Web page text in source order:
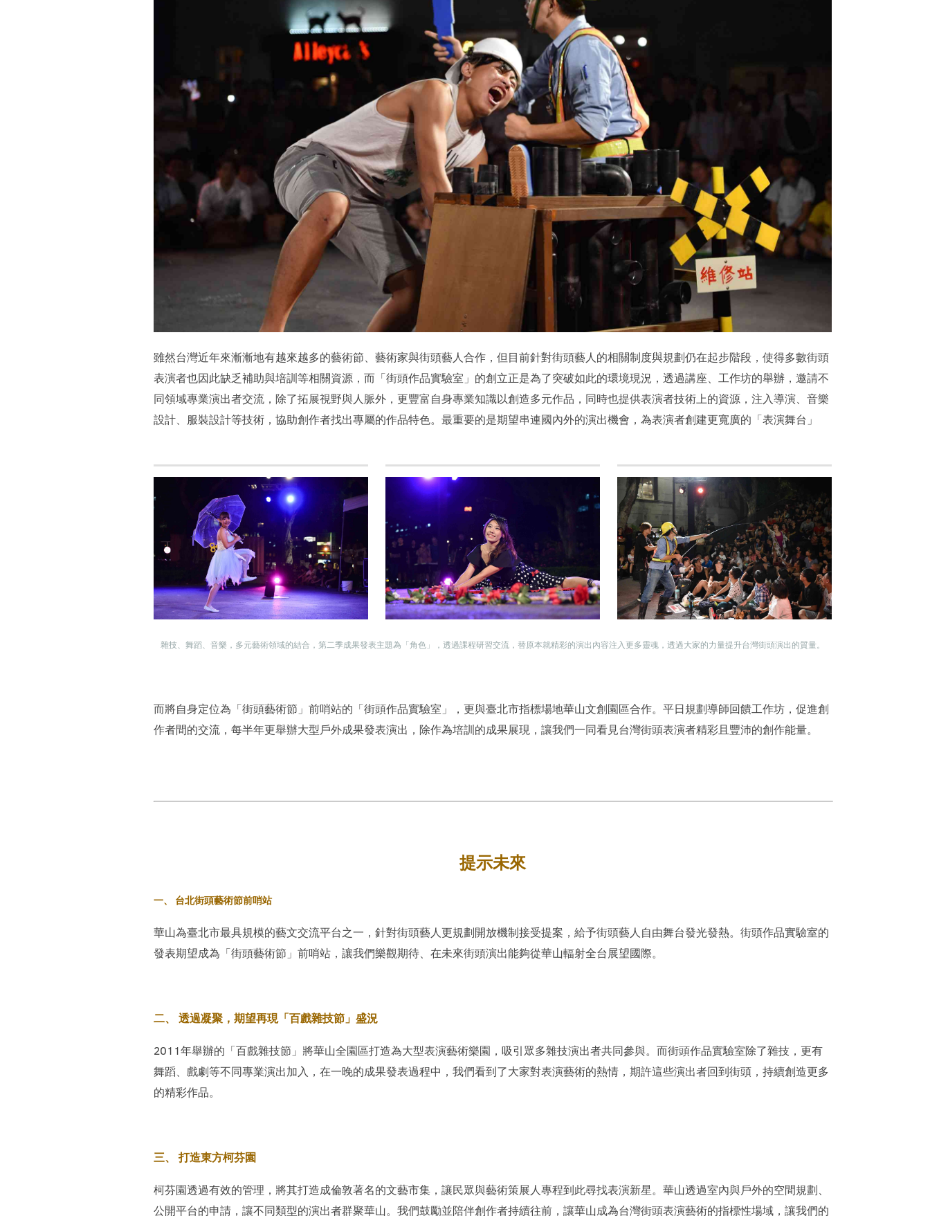
雖然台灣近年來漸漸地有越來越多的藝術節、藝術家與街頭藝人合作，但目前針對街頭藝人的相關制度與規劃仍在起步階段，使得多數街頭
表演者也因此缺乏補助與培訓等相關資源，而「街頭作品實驗室」的創立正是為了突破如此的環境現況，透過講座、工作坊的舉辦，邀請不
同領域專業演出者交流，除了拓展視野與人脈外，更豐富自身專業知識以創造多元作品，同時也提供表演者技術上的資源，注入導演、音樂
設計、服裝設計等技術，協助創作者找出專屬的作品特色。最重要的是期望串連國內外的演出機會，為表演者創建更寬廣的「表演舞台」
雜技、舞蹈、音樂，多元藝術領域的結合，第二季成果發表主題為「角色」，透過課程研習交流，替原本就精彩的演出內容注入更多靈魂，透過大家的力量提升台灣街頭演出的質量。
而將自身定位為「街頭藝術節」前哨站的「街頭作品實驗室」，更與臺北市指標場地華山文創園區合作。平日規劃導師回饋工作坊，促進創
作者間的交流，每半年更舉辦大型戶外成果發表演出，除作為培訓的成果展現，讓我們一同看見台灣街頭表演者精彩且豐沛的創作能量。
提示未來
一、 台北街頭藝術節前哨站
華山為臺北市最具規模的藝文交流平台之一，針對街頭藝人更規劃開放機制接受提案，給予街頭藝人自由舞台發光發熱。街頭作品實驗室的
發表期望成為「街頭藝術節」前哨站，讓我們樂觀期待、在未來街頭演出能夠從華山輻射全台展望國際。
二、 透過凝聚，期望再現「百戲雜技節」盛況
2011年舉辦的「百戲雜技節」將華山全園區打造為大型表演藝術樂園，吸引眾多雜技演出者共同參與。而街頭作品實驗室除了雜技，更有
舞蹈、戲劇等不同專業演出加入，在一晚的成果發表過程中，我們看到了大家對表演藝術的熱情，期許這些演出者回到街頭，持續創造更多
的精彩作品。
三、 打造東方柯芬園
柯芬園透過有效的管理，將其打造成倫敦著名的文藝市集，讓民眾與藝術策展人專程到此尋找表演新星。華山透過室內與戶外的空間規劃、
公開平台的申請，讓不同類型的演出者群聚華山。我們鼓勵並陪伴創作者持續往前，讓華山成為台灣街頭表演藝術的指標性場域，讓我們的